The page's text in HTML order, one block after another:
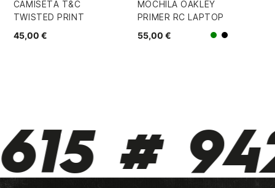
CAMISETA T&C
TWISTED PRINT
45,00 €
MOCHILA OAKLEY
PRIMER RC LAPTOP
55,00 €
VerdeNegro/Gris
#